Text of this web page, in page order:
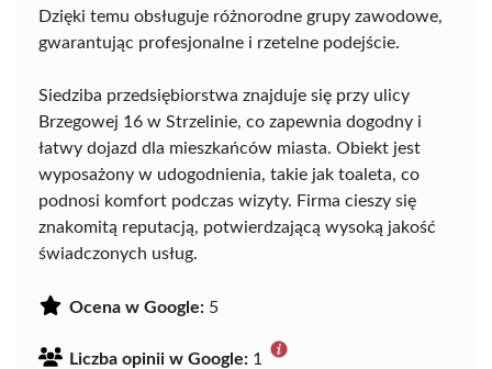
Dzięki temu obsługuje różnorodne grupy zawodowe,
gwarantując profesjonalne i rzetelne podejście.
Siedziba przedsiębiorstwa znajduje się przy ulicy
Brzegowej 16 w Strzelinie, co zapewnia dogodny i
łatwy dojazd dla mieszkańców miasta. Obiekt jest
wyposażony w udogodnienia, takie jak toaleta, co
podnosi komfort podczas wizyty. Firma cieszy się
znakomitą reputacją, potwierdzającą wysoką jakość
świadczonych usług.
Ocena w Google: 5
Liczba opinii w Google: 1